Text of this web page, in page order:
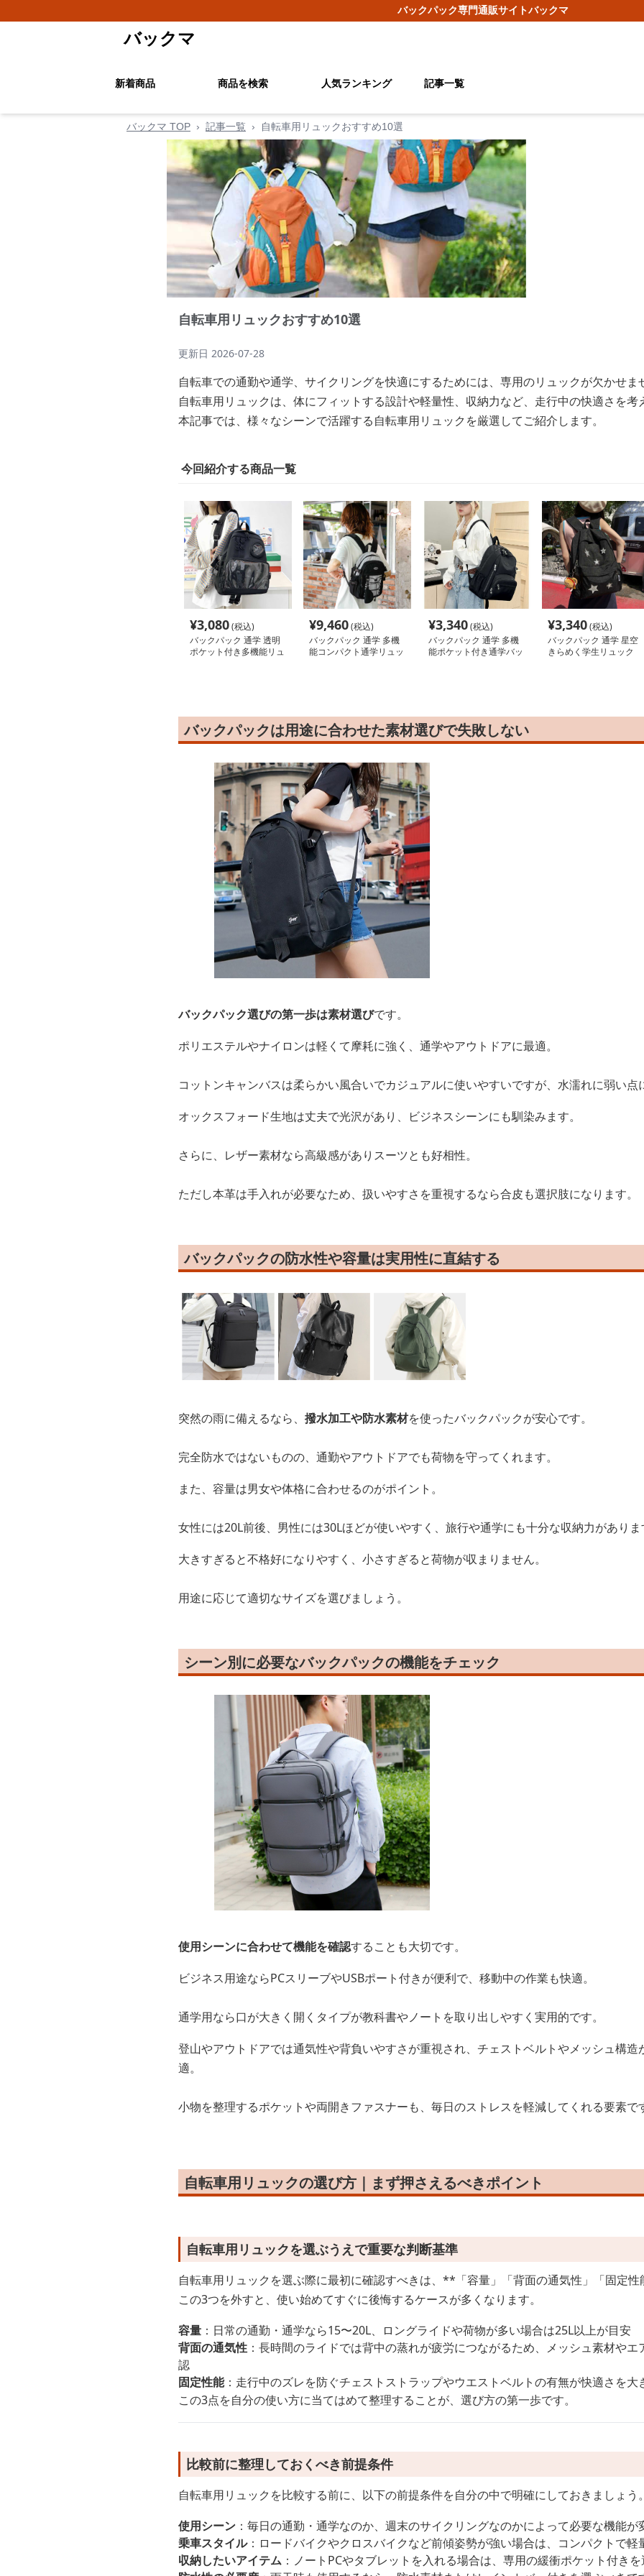
バックパック専門通販サイトバックマ
バックマ
新着商品 商品を検索 人気ランキング 記事一覧
バックマ TOP › 記事一覧 › 自転車用リュックおすすめ10選
自転車用リュックおすすめ10選
更新日 2026-07-28
自転車での通勤や通学、サイクリングを快適にするためには、専用のリュックが欠かせま
自転車用リュックは、体にフィットする設計や軽量性、収納力など、走行中の快適さを
本記事では、様々なシーンで活躍する自転車用リュックを厳選してご紹介します。
今回紹介する商品一覧
¥3,080(税込)
バックパック 通学 透明
ポケット付き多機能リュ
¥9,460(税込)
バックパック 通学 多機
能コンパクト通学リュッ
¥3,340(税込)
バックパック 通学 多機
能ポケット付き通学バッ
¥3,340(税込)
バックパック 通学 星空
きらめく学生リュック
バックパックは用途に合わせた素材選びで失敗しない
バックパック選びの第一歩は素材選びです。
ポリエステルやナイロンは軽くて摩耗に強く、通学やアウトドアに最適。
コットンキャンバスは柔らかい風合いでカジュアルに使いやすいですが、水濡れに弱い点
オックスフォード生地は丈夫で光沢があり、ビジネスシーンにも馴染みます。
さらに、レザー素材なら高級感がありスーツとも好相性。
ただし本革は手入れが必要なため、扱いやすさを重視するなら合皮も選択肢になります。
バックパックの防水性や容量は実用性に直結する
突然の雨に備えるなら、 撥水加工や防水素材を使ったバックパックが安心です。
完全防水ではないものの、通勤やアウトドアでも荷物を守ってくれます。
また、容量は男女や体格に合わせるのがポイント。
女性には20L前後、男性には30Lほどが使いやすく、旅行や通学にも十分な収納力があり
大きすぎると不格好になりやすく、小さすぎると荷物が収まりません。
用途に応じて適切なサイズを選びましょう。
シーン別に必要なバックパックの機能をチェック
使用シーンに合わせて機能を確認することも大切です。
ビジネス用途ならPCスリーブやUSBポート付きが便利で、移動中の作業も快適。
通学用なら口が大きく開くタイプが教科書やノートを取り出しやすく実用的です。
登山やアウトドアでは通気性や背負いやすさが重視され、チェストベルトやメッシュ構
適。
小物を整理するポケットや両開きファスナーも、毎日のストレスを軽減してくれる要素で
自転車用リュックの選び方｜まず押さえるべきポイント
自転車用リュックを選ぶうえで重要な判断基準
自転車用リュックを選ぶ際に最初に確認すべきは、**「容量」「背面の通気性」「固定
この3つを外すと、使い始めてすぐに後悔するケースが多くなります。
容量 ：日常の通勤・通学なら15〜20L、ロングライドや荷物が多い場合は25L以上が目安
背面の通気性 ：長時間のライドでは背中の蒸れが疲労につながるため、メッシュ素材や
認
固定性能：走行中のズレを防ぐチェストストラップやウエストベルトの有無が快適さを大
この3点を自分の使い方に当てはめて整理することが、選び方の第一歩です。
比較前に整理しておくべき前提条件
自転車用リュックを比較する前に、以下の前提条件を自分の中で明確にしておきましょう
使用シーン ：毎日の通勤・通学なのか、週末のサイクリングなのかによって必要な機能が
乗車スタイル：ロードバイクやクロスバイクなど前傾姿勢が強い場合は、コンパクトで
収納したいアイテム ：ノートPCやタブレットを入れる場合は、専用の緩衝ポケット付き